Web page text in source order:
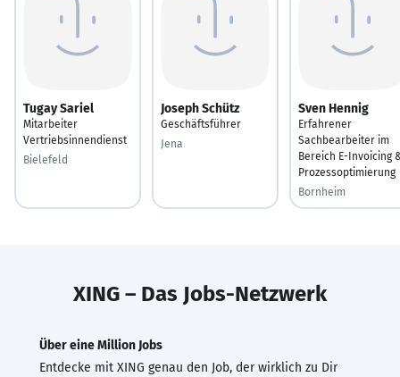
Tugay Sariel
Mitarbeiter
Vertriebsinnendienst
Bielefeld
Joseph Schütz
Geschäftsführer
Jena
Sven Hennig
Erfahrener
Sachbearbeiter im
Bereich E-Invoicing
Prozessoptimierung
Bornheim
XING – Das Jobs-Netzwerk
Über eine Million Jobs
Entdecke mit XING genau den Job, der wirklich zu Dir